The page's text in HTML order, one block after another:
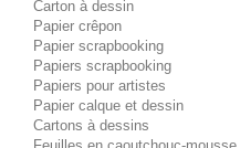
Carton à dessin
Papier crêpon
Papier scrapbooking
Papiers scrapbooking
Papiers pour artistes
Papier calque et dessin
Cartons à dessins